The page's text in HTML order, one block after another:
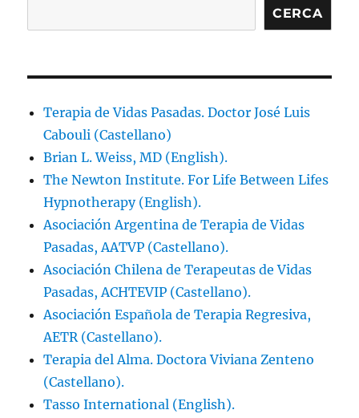
CERCA
Terapia de Vidas Pasadas. Doctor José Luis
Cabouli (Castellano)
Brian L. Weiss, MD (English).
The Newton Institute. For Life Between Lifes
Hypnotherapy (English).
Asociación Argentina de Terapia de Vidas
Pasadas, AATVP (Castellano).
Asociación Chilena de Terapeutas de Vidas
Pasadas, ACHTEVIP (Castellano).
Asociación Española de Terapia Regresiva,
AETR (Castellano).
Terapia del Alma. Doctora Viviana Zenteno
(Castellano).
Tasso International (English).